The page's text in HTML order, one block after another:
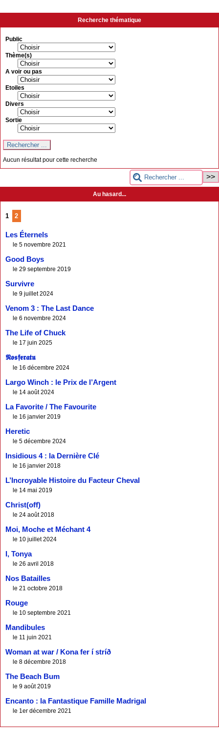
Recherche thématique
Public
Thème(s)
A voir ou pas
Etoiles
Divers
Sortie
Aucun résultat pour cette recherche
Au hasard...
1 2
Les Éternels
le 5 novembre 2021
Good Boys
le 29 septembre 2019
Survivre
le 9 juillet 2024
Venom 3 : The Last Dance
le 6 novembre 2024
The Life of Chuck
le 17 juin 2025
𝕹𝖔𝖘𝖋𝖊𝖗𝖆𝖙𝖚
le 16 décembre 2024
Largo Winch : le Prix de l’Argent
le 14 août 2024
La Favorite / The Favourite
le 16 janvier 2019
Heretic
le 5 décembre 2024
Insidious 4 : la Dernière Clé
le 16 janvier 2018
L’Incroyable Histoire du Facteur Cheval
le 14 mai 2019
Christ(off)
le 24 août 2018
Moi, Moche et Méchant 4
le 10 juillet 2024
I, Tonya
le 26 avril 2018
Nos Batailles
le 21 octobre 2018
Rouge
le 10 septembre 2021
Mandibules
le 11 juin 2021
Woman at war / Kona fer í stríð
le 8 décembre 2018
The Beach Bum
le 9 août 2019
Encanto : la Fantastique Famille Madrigal
le 1er décembre 2021